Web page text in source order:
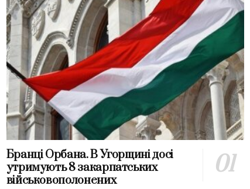
Бранці Орбана. В Угорщині досі
утримують 8 закарпатських
військовополонених